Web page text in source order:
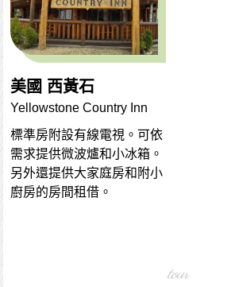
美國 西黃石
Yellowstone Country Inn
標準房附設有線電視。可依
需求提供微波爐和小冰箱。
另外還提供大家庭房和附小
廚房的房間租借。
tour